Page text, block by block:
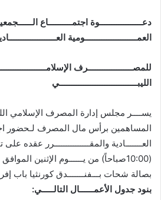
دعــــــــــــــــــوة اجتمــــــــــاع
العمــــــــــــــــــــــومية
للمصـــــــــــــــــــرف
الليبـــــــــــــــــــــــــــــــــي
يســــر مجلس إدارة المصرف الإسلامي
المساهمين برأس مال المصرف لـحضور
العـــــــادية والمقـــــــــــــــرر عقده على
بصالة شحات بـــفنـــــــدق كورنثيا باب
بنود جدول الأعمــــــال التالـــــي: